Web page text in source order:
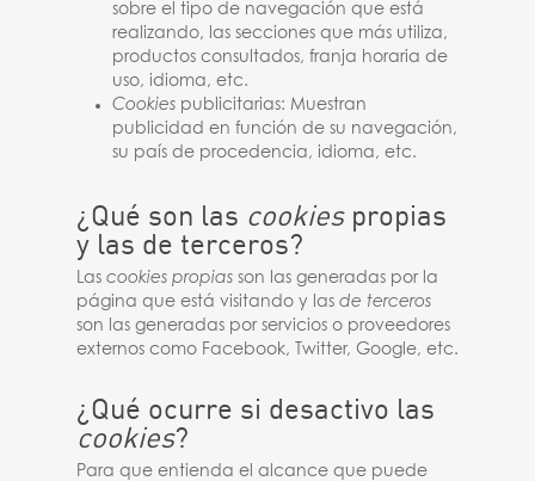
sobre el tipo de navegación que está
realizando, las secciones que más utiliza,
productos consultados, franja horaria de
uso, idioma, etc.
Cookies publicitarias: Muestran
publicidad en función de su navegación,
su país de procedencia, idioma, etc.
¿Qué son las cookiespropias
y las de terceros?
Las cookies propias son las generadas por la
página que está visitando y las de terceros
son las generadas por servicios o proveedores
externos como Facebook, Twitter, Google, etc.
¿Qué ocurre si desactivo las
cookies?
Para que entienda el alcance que puede